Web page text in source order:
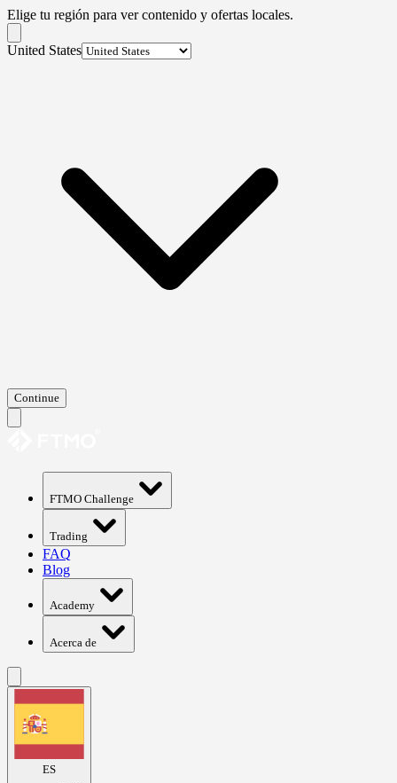
Elige tu región para ver contenido y ofertas locales.
United States
Continue
FTMO Challenge
Trading
FAQ
Blog
Academy
Acerca de
ES